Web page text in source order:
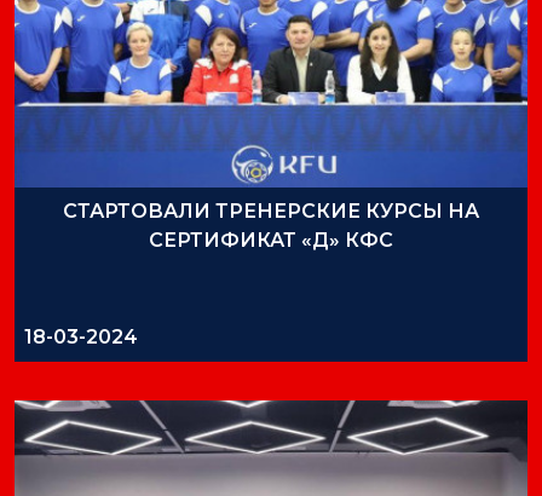
СТАРТОВАЛИ ТРЕНЕРСКИЕ КУРСЫ НА
СЕРТИФИКАТ «Д» КФС
18-03-2024